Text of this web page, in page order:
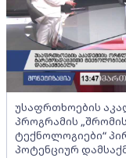
უსაფრთხოების
პროგრამის
ტექნოლოგიები“
პოტენციურ